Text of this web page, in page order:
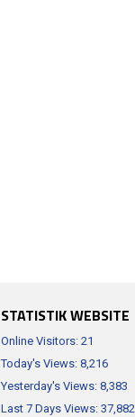
STATISTIK WEBSITE
Online Visitors: 21
Today's Views: 8,216
Yesterday's Views: 8,383
Last 7 Days Views: 37,882